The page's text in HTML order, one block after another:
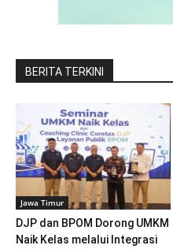
BERITA TERKINI
Jawa Timur
DJP dan BPOM Dorong UMKM
Naik Kelas melalui Integrasi